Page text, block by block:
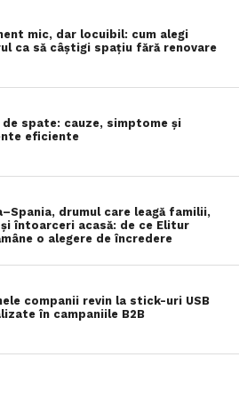
mic, dar locuibil: cum alegi
ca să câștigi spațiu fără renovare
de spate: cauze, simptome și
eficiente
drumul care leagă familii,
întoarceri acasă: de ce Elitur
o alegere de încredere
companii revin la stick-uri USB
în campaniile B2B